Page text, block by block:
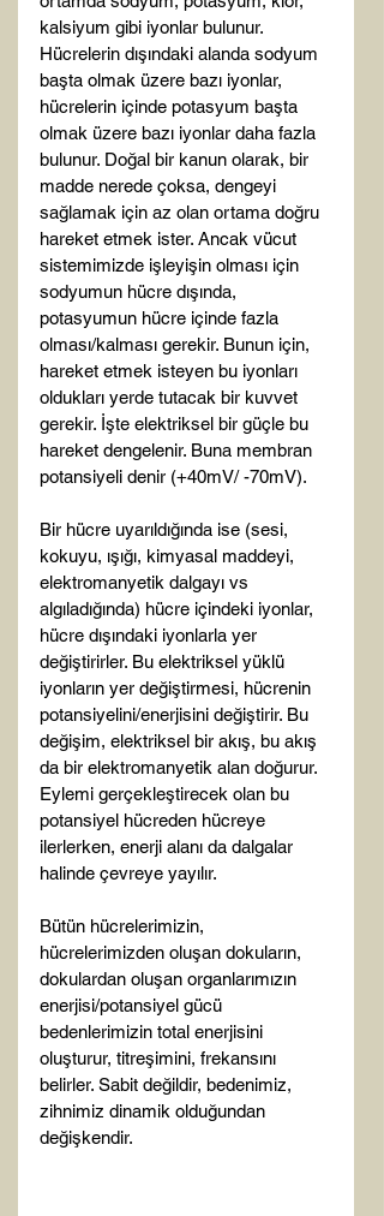
kalsiyum gibi iyonlar bulunur.
Hücrelerin dışındaki alanda sodyum
başta olmak üzere bazı iyonlar,
hücrelerin içinde potasyum başta
olmak üzere bazı iyonlar daha fazla
bulunur. Doğal bir kanun olarak, bir
madde nerede çoksa, dengeyi
sağlamak için az olan ortama doğru
hareket etmek ister. Ancak vücut
sistemimizde işleyişin olması için
sodyumun hücre dışında,
potasyumun hücre içinde fazla
olması/kalması gerekir. Bunun için,
hareket etmek isteyen bu iyonları
oldukları yerde tutacak bir kuvvet
gerekir. İşte elektriksel bir güçle bu
hareket dengelenir. Buna membran
potansiyeli denir (+40mV/ -70mV).
Bir hücre uyarıldığında ise (sesi,
kokuyu, ışığı, kimyasal maddeyi,
elektromanyetik dalgayı vs
algıladığında) hücre içindeki iyonlar,
hücre dışındaki iyonlarla yer
değiştirirler. Bu elektriksel yüklü
iyonların yer değiştirmesi, hücrenin
potansiyelini/enerjisini değiştirir. Bu
değişim, elektriksel bir akış, bu akış
da bir elektromanyetik alan doğurur.
Eylemi gerçekleştirecek olan bu
potansiyel hücreden hücreye
ilerlerken, enerji alanı da dalgalar
halinde çevreye yayılır.
Bütün hücrelerimizin,
hücrelerimizden oluşan dokuların,
dokulardan oluşan organlarımızın
enerjisi/potansiyel gücü
bedenlerimizin total enerjisini
oluşturur, titreşimini, frekansını
belirler. Sabit değildir, bedenimiz,
zihnimiz dinamik olduğundan
değişkendir.